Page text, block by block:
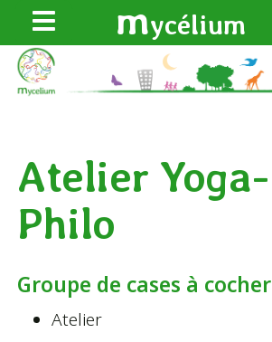
mycélium
Atelier Yoga-
Philo
Groupe de cases à cocher
Atelier